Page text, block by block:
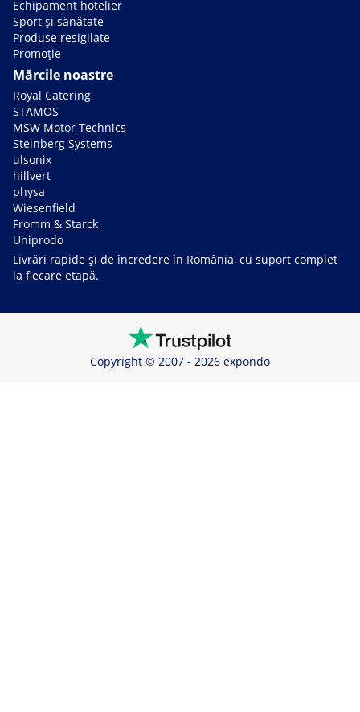
Echipament hotelier
Sport și sănătate
Produse resigilate
Promoție
Mărcile noastre
Royal Catering
STAMOS
MSW Motor Technics
Steinberg Systems
ulsonix
hillvert
physa
Wiesenfield
Fromm & Starck
Uniprodo
Livrări rapide și de încredere în România, cu suport complet
la fiecare etapă.
Copyright © 2007 - 2026 expondo